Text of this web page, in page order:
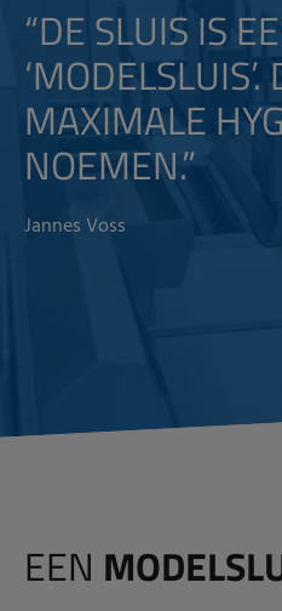
“DE SLUIS IS
MAXIMALE
NOEMEN.”
Jannes Voss
EEN